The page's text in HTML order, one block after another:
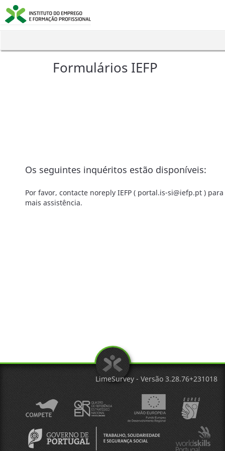
Formulários IEFP
Os seguintes inquéritos estão disponíveis:
Por favor, contacte noreply IEFP ( portal.is-si@iefp.pt ) para
mais assistência.
LimeSurvey - Versão 3.28.76+231018